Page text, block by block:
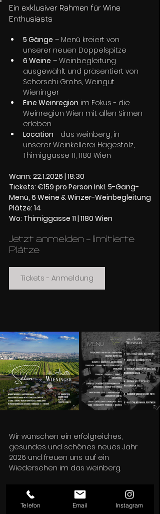
Ein exklusiver Rahmen für Wine
Enthusiasts
5 Gänge – Menü kreiert von
unserer neuen Doppelspitze
6 Weine – Weinbegleitung
ausgewählt und präsentiert von
Schorschi Grohs, Weingut
Wieninger
Eine Weinregion im Fokus - die
Weinregion Wien mit allen Sinnen
erleben
Location - das weinberg, in
unserer Weinkellerei Hagestolz,
Thimiggasse 11, 1180 Wien
Wann: 22.1.2026 | 18:30
Tickets: €159 pro Person Inkl. 5-Gang-
Menü, 6 Weine & Winzer-Weinbegleitung
Plätze: 14
Wo: Thimiggasse 11 | 1180 Wien
Jetzt anmelden - limitierte
Plätze
Tickets - Anmeldung
Wir wünschen ein erfolgreiches,
gesundes und schönes neues Jahr
2026 und freuen uns auf ein
Wiedersehen im das weinberg.
Mit lieben Grüßen und in Vorfreude auf
einen unvergesslichen Abend,
Telefon Email Instagram